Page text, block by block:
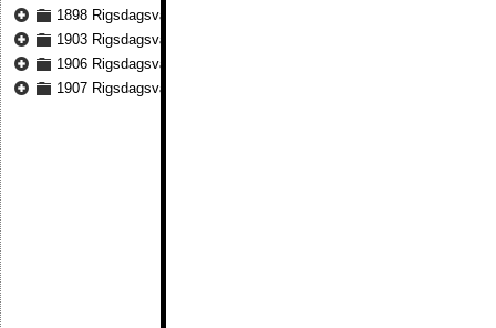
1898 Rigsdagsvælgerlister 3.4.5.
1903 Rigsdagsvælgerlister III
1906 Rigsdagsvælgerlister III-IV
1907 Rigsdagsvælgerlister III-IV-V